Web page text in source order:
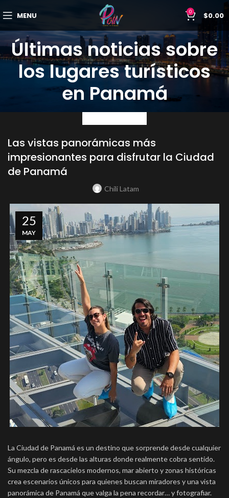
MENU 0 $0.00
Últimas noticias sobre
los lugares turísticos
en Panamá
Las vistas panorámicas más
impresionantes para disfrutar la Ciudad
de Panamá
Chili Latam
25
MAY
La Ciudad de Panamá es un destino que sorprende desde cualquier
ángulo, pero es desde las alturas donde realmente cobra sentido.
Su mezcla de rascacielos modernos, mar abierto y zonas históricas
crea escenarios únicos para quienes buscan miradores y una vista
panorámica de Panamá que valga la pena recordar… y fotografiar.